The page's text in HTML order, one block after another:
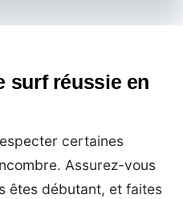
surf réussie en
certaines
Assurez-vous
êtes débutant, et faites